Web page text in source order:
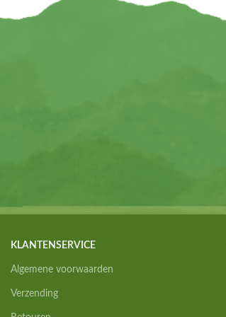
KLANTENSERVICE
Algemene voorwaarden
Verzending